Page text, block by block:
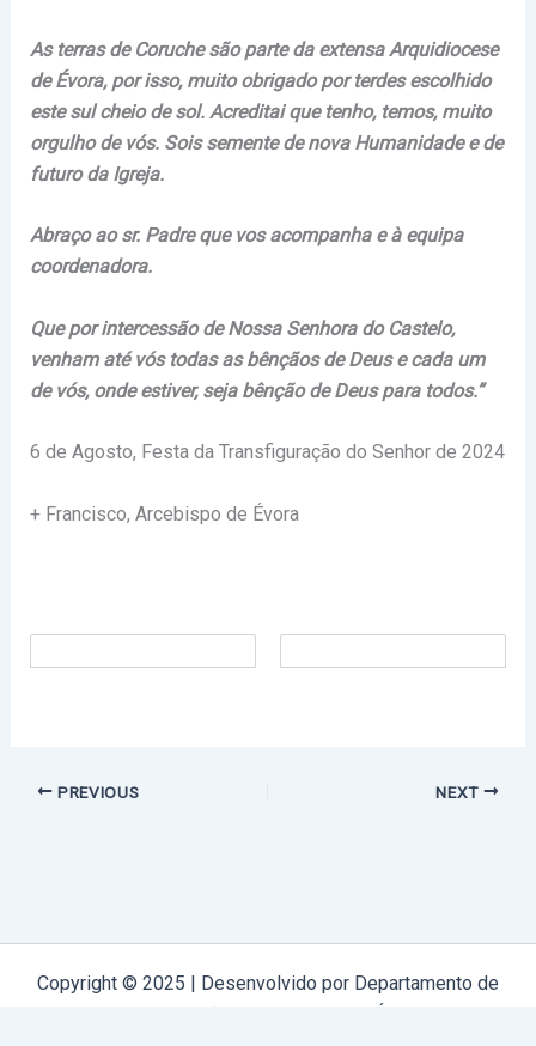
As terras de Coruche são parte da extensa Arquidiocese
de Évora, por isso, muito obrigado por terdes escolhido
este sul cheio de sol. Acreditai que tenho, temos, muito
orgulho de vós. Sois semente de nova Humanidade e de
futuro da Igreja.
Abraço ao sr. Padre que vos acompanha e à equipa
coordenadora.
Que por intercessão de Nossa Senhora do Castelo,
venham até vós todas as bênçãos de Deus e cada um
de vós, onde estiver, seja bênção de Deus para todos.”
6 de Agosto, Festa da Transfiguração do Senhor de 2024
+ Francisco, Arcebispo de Évora
PREVIOUS NEXT
Copyright © 2025 | Desenvolvido por Departamento de